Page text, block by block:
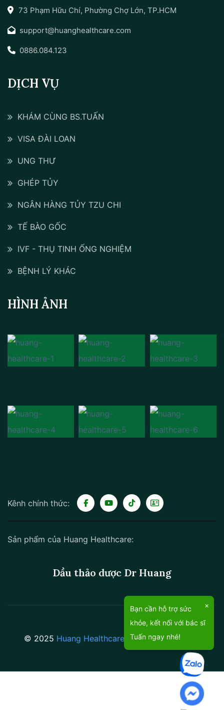
Bạn cần hỗ trợ sức
khỏe, kết nối với bác sĩ
Tuấn ngay nhé!
×
73 Phạm Hữu Chí, Phường Chợ Lớn, TP.HCM
support@huanghealthcare.com
0886.084.123
DỊCH VỤ
KHÁM CÙNG BS.TUẤN
VISA ĐÀI LOAN
UNG THƯ
GHÉP TỦY
NGÂN HÀNG TỦY TZU CHI
TẾ BÀO GỐC
IVF - THỤ TINH ỐNG NGHIỆM
BỆNH LÝ KHÁC
HÌNH ẢNH
Kênh chính thức:
Sản phẩm của Huang Healthcare:
Dầu thảo dược Dr Huang
© 2025 Huang Healthcare All rights reserved.